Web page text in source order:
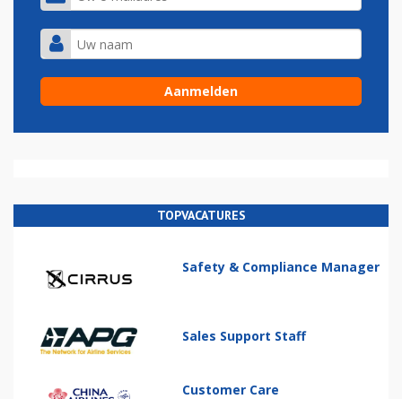
TOPVACATURES
Safety & Compliance Manager
Sales Support Staff
Customer Care